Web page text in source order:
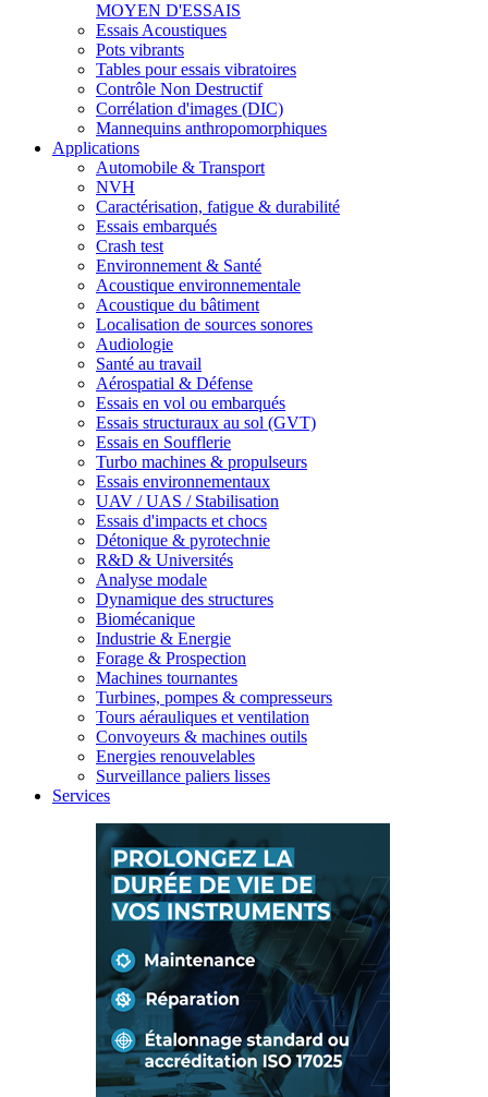
MOYEN D'ESSAIS
Essais Acoustiques
Pots vibrants
Tables pour essais vibratoires
Contrôle Non Destructif
Corrélation d'images (DIC)
Mannequins anthropomorphiques
Applications
Automobile & Transport
NVH
Caractérisation, fatigue & durabilité
Essais embarqués
Crash test
Environnement & Santé
Acoustique environnementale
Acoustique du bâtiment
Localisation de sources sonores
Audiologie
Santé au travail
Aérospatial & Défense
Essais en vol ou embarqués
Essais structuraux au sol (GVT)
Essais en Soufflerie
Turbo machines & propulseurs
Essais environnementaux
UAV / UAS / Stabilisation
Essais d'impacts et chocs
Détonique & pyrotechnie
R&D & Universités
Analyse modale
Dynamique des structures
Biomécanique
Industrie & Energie
Forage & Prospection
Machines tournantes
Turbines, pompes & compresseurs
Tours aérauliques et ventilation
Convoyeurs & machines outils
Energies renouvelables
Surveillance paliers lisses
Services